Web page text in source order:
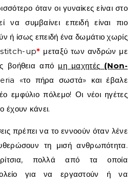
όταν οι γυναίκες είναι στο
να συμβαίνει επειδή είναι πιο
ή ίσως επειδή ένα δωμάτιο χωρίς
stitch-up* μεταξύ των ανδρών με
βοήθεια από μη μαχητές (Non-
«το πήρα σωστά» και έβαλε
εμφύλιο πόλεμο! Οι νέοι ηγέτες
κάνει.
πρέπει να το εννοούν όταν λένε
τη μισή ανθρωπότητα.
πολλά από τα οποία
για να εργαστούν ή να